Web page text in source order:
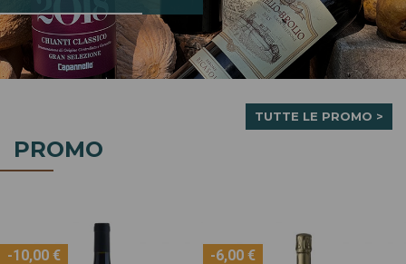
PROMO
TUTTE LE PROMO >
-5% -7,00 €